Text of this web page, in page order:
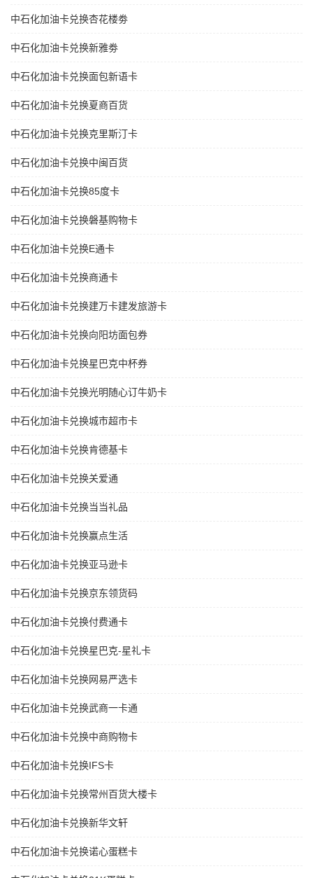
中石化加油卡兑换杏花楼劵
中石化加油卡兑换新雅劵
中石化加油卡兑换面包新语卡
中石化加油卡兑换夏商百货
中石化加油卡兑换克里斯汀卡
中石化加油卡兑换中闽百货
中石化加油卡兑换85度卡
中石化加油卡兑换磐基购物卡
中石化加油卡兑换E通卡
中石化加油卡兑换商通卡
中石化加油卡兑换建万卡建发旅游卡
中石化加油卡兑换向阳坊面包券
中石化加油卡兑换星巴克中杯券
中石化加油卡兑换光明随心订牛奶卡
中石化加油卡兑换城市超市卡
中石化加油卡兑换肯德基卡
中石化加油卡兑换关爱通
中石化加油卡兑换当当礼品
中石化加油卡兑换赢点生活
中石化加油卡兑换亚马逊卡
中石化加油卡兑换京东领货码
中石化加油卡兑换付费通卡
中石化加油卡兑换星巴克-星礼卡
中石化加油卡兑换网易严选卡
中石化加油卡兑换武商一卡通
中石化加油卡兑换中商购物卡
中石化加油卡兑换IFS卡
中石化加油卡兑换常州百货大楼卡
中石化加油卡兑换新华文轩
中石化加油卡兑换诺心蛋糕卡